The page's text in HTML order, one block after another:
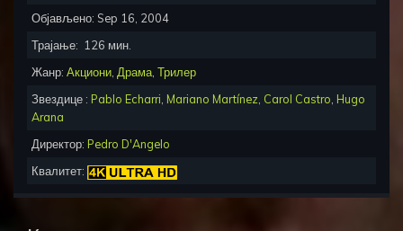
Објављено: Sep 16, 2004
Трајање: 126 мин.
Жанр: Акциони Драма Трилер
Звездице : Pablo Echarri Mariano Martínez Carol Castro Hugo
Arana
Директор: Pedro D'Angelo
Квалитет: